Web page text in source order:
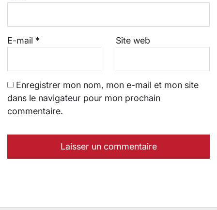
E-mail * Site web
Enregistrer mon nom, mon e-mail et mon site
dans le navigateur pour mon prochain
commentaire.